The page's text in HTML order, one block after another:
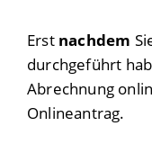
Erst nachdem
durchgeführt
Abrechnung
Onlineantrag.